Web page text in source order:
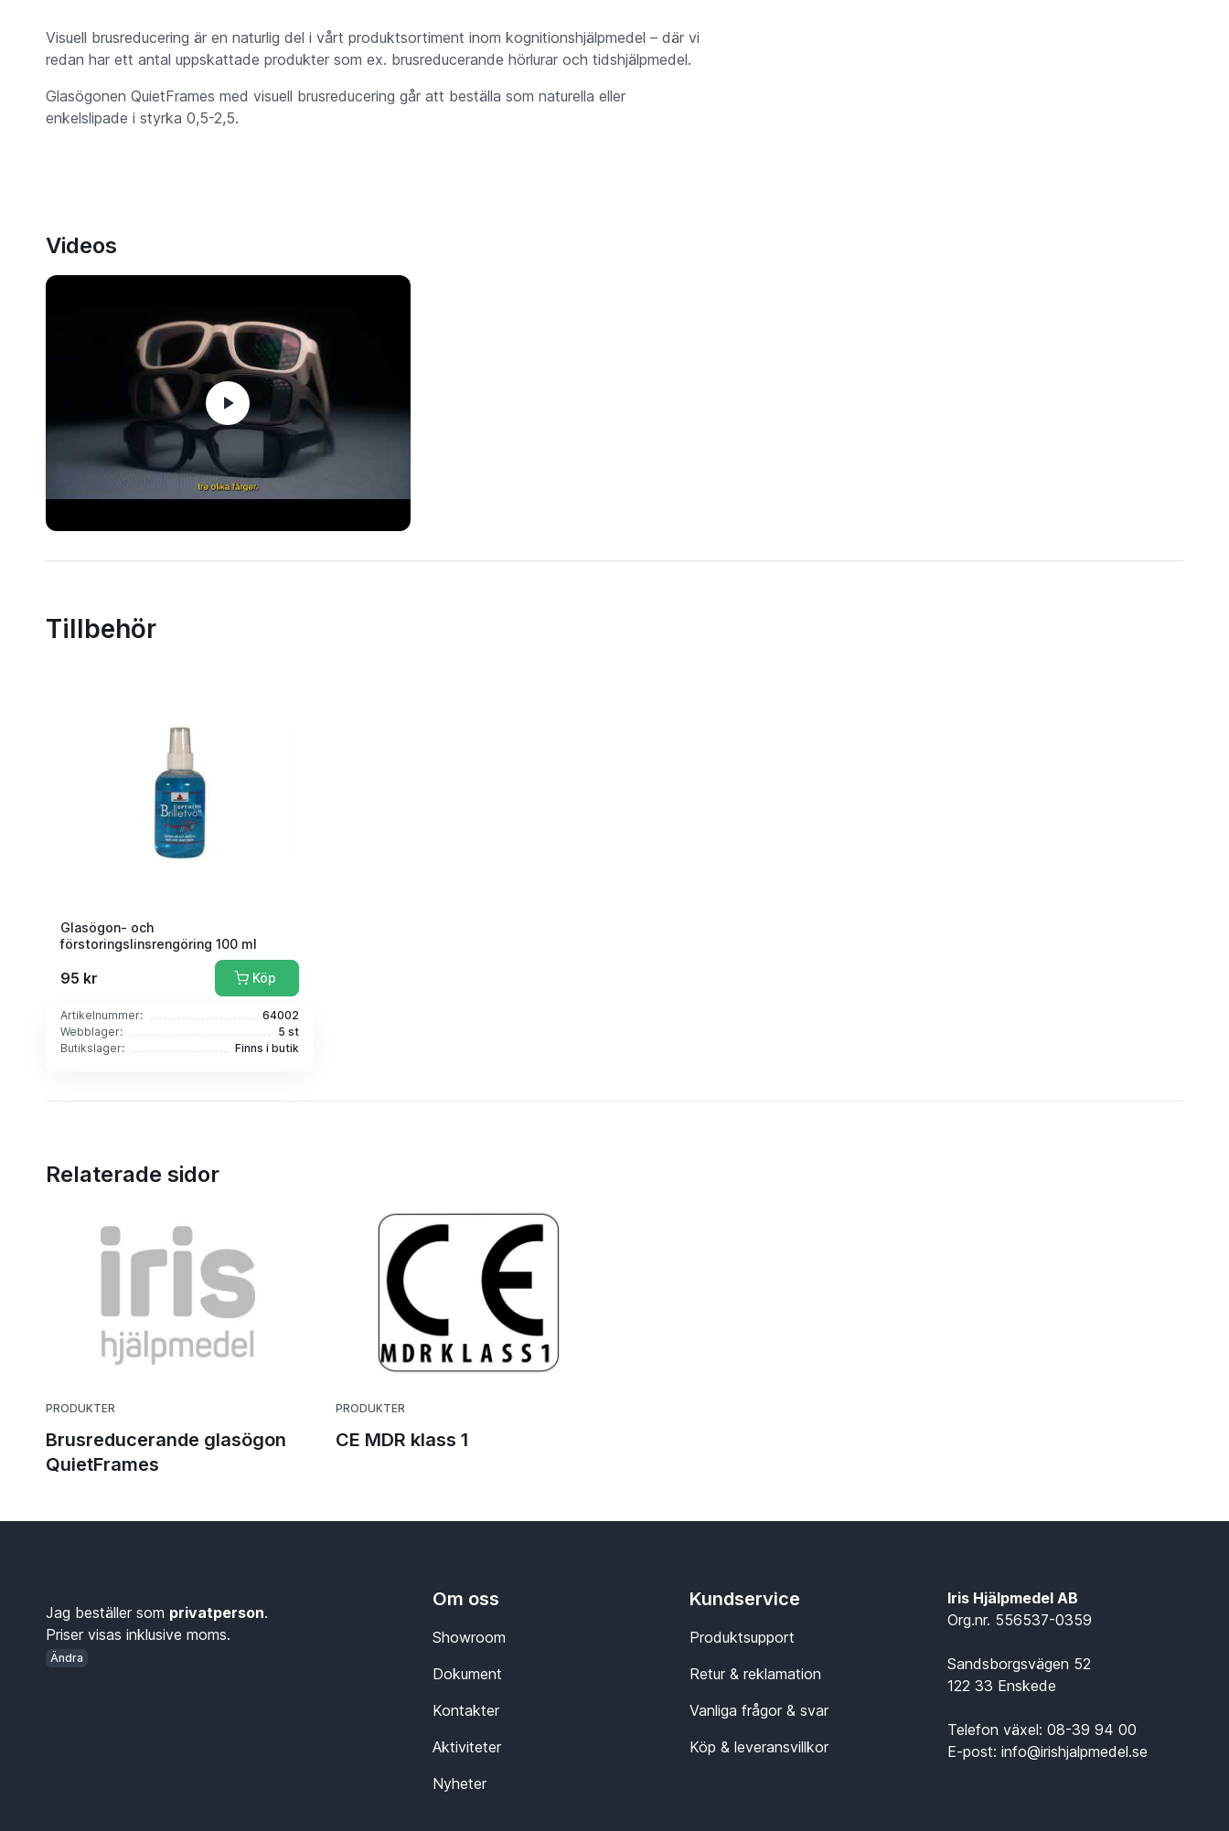
Visuell brusreducering är en naturlig del i vårt produktsortiment inom kognitionshjälpmedel – där vi
redan har ett antal uppskattade produkter som ex. brusreducerande hörlurar och tidshjälpmedel.
Glasögonen QuietFrames med visuell brusreducering går att beställa som naturella eller
enkelslipade i styrka 0,5-2,5.
Videos
Tillbehör
Glasögon- och
förstoringslinsrengöring 100 ml
95 kr Köp
Artikelnummer:
64002
Webblager:
5 st
Butikslager:
Finns i butik
Relaterade sidor
PRODUKTER
Brusreducerande glasögon
QuietFrames
PRODUKTER
CE MDR klass 1
Jag beställer som privatperson.
Priser visas inklusive moms.
Ändra
Om oss
Showroom
Dokument
Kontakter
Aktiviteter
Nyheter
Kundservice
Produktsupport
Retur & reklamation
Vanliga frågor & svar
Köp & leveransvillkor
Iris Hjälpmedel AB
Org.nr. 556537-0359
Sandsborgsvägen 52
122 33 Enskede
Telefon växel:08-39 94 00
E-post:info@irishjalpmedel.se